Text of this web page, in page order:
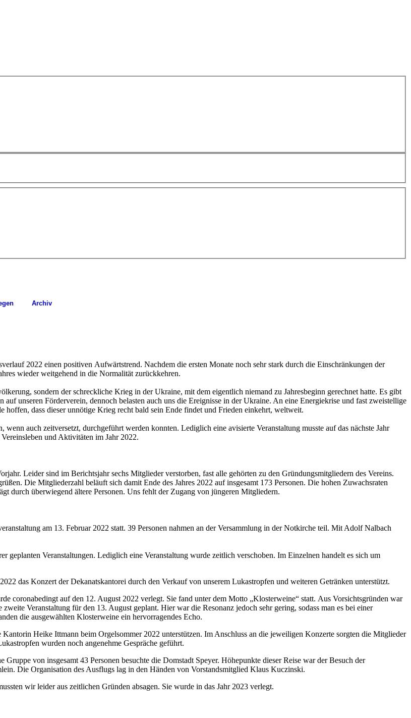
Archiv
2022 einen positiven Aufwärtstrend. Nachdem die ersten Monate noch sehrstark durch die Einschränkungen der
wieder weitgehend in die Normalität zurückkehren.
sondern der schreckliche Krieg in der Ukraine, mit dem eigentlich niemand zu Jahresbeginn gerechnethatte. Es gibt
auf unseren Förderverein, dennoch belasten auch uns die Ereignisse in derUkraine. An eine Energiekrise und fast zweistellige
hoffen, dass dieser unnötige Krieg recht bald sein Ende findetund Frieden einkehrt, weltweit.
wenn auch zeitversetzt, durchgeführt werden konnten. Lediglich eine avisierte Veranstaltung musste auf das nächste Jahr
und Aktivitäten im Jahr 2022.
Leidersind im Berichtsjahrsechs Mitglieder verstorben, fast alle gehörten zu den Gründungsmitgliedern des Vereins.
. Die Mitgliederzahl beläuft sich damit Ende des Jahres 2022 auf insgesamt 173 Personen. Die hohen Zuwachsraten
durch überwiegend ältere Personen. Uns fehlt der Zugang von jüngeren Mitgliedern.
am 13. Februar 2022 statt. 39 Personen nahmen an der Versammlung in der Notkirche teil. Mit AdolfNalbach
geplanten Veranstaltungen. Lediglich eine Veranstaltung wurde zeitlich verschoben. Im Einzelnen handelt es sich um
das Konzert der Dekanatskantorei durch den Verkauf von unserem Lukastropfen und weiteren Getränken unterstützt.
coronabedingt auf den 12. August 2022 verlegt. Sie fand unter dem Motto „Klosterweine“ statt. Aus Vorsichtsgründen war
zweite Veranstaltung für den 13. August geplant. Hier war die Resonanz jedoch sehr gering, sodass man es bei einer
die ausgewählten Klosterweine ein hervorragendes Echo.
Kantorin Heike Ittmann beim Orgelsommer 2022 unterstützen. Im Anschluss an die jeweiligen Konzerte sorgten die Mitglieder
wurden noch angenehme Gespräche geführt.
Gruppe von insgesamt 43 Personen besuchte die Domstadt Speyer. Höhepunkte dieser Reise war derBesuch der
Die Organisation des Ausflugs lag in den Händen von Vorstandsmitglied Klaus Kuczinski.
wirleider aus zeitlichen Gründen absagen. Sie wurde in das Jahr 2023 verlegt.